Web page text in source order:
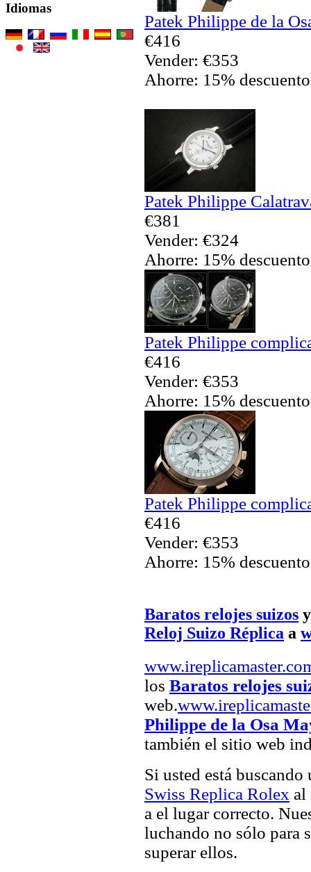
Idiomas
Patek Philippe de la
€416
Vender: €353
Ahorre: 15% descuento
Patek Philippe
€381
Vender: €324
Ahorre: 15% descuento
Patek Philippe
€416
Vender: €353
Ahorre: 15% descuento
Patek Philippe
€416
Vender: €353
Ahorre: 15% descuento
Baratos relojes suizos y
Reloj Suizo Réplica a
los Baratos relojes
web.
Philippe de la Osa
también el sitio web
Si usted está
Swiss Replica Rolex al
a el lugar correcto.
luchando no sólo para
superar ellos.